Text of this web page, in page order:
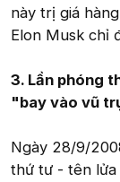
này trị giá
Elon Musk chỉ
3. Lần phóng
"bay vào vũ
Ngày 28/9/
thứ tư - tên lửa